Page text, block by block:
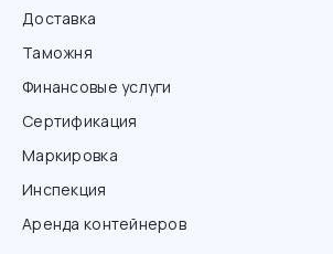
Доставка
Таможня
Финансовые услуги
Сертификация
Маркировка
Инспекция
Аренда контейнеров